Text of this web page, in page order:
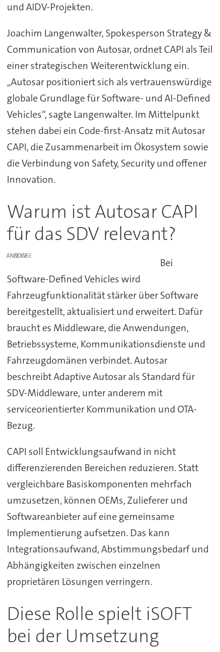
und AIDV-Projekten.
Joachim Langenwalter, Spokesperson Strategy &
Communication von Autosar, ordnet CAPI als Teil
einer strategischen Weiterentwicklung ein.
„Autosar positioniert sich als vertrauenswürdige
globale Grundlage für Software- und AI-Defined
Vehicles“, sagte Langenwalter. Im Mittelpunkt
stehen dabei ein Code-first-Ansatz mit Autosar
CAPI, die Zusammenarbeit im Ökosystem sowie
die Verbindung von Safety, Security und offener
Innovation.
Warum ist Autosar CAPI
für das SDV relevant?
ANZEIGE
Bei
Software-Defined Vehicles wird
Fahrzeugfunktionalität stärker über Software
bereitgestellt, aktualisiert und erweitert. Dafür
braucht es Middleware, die Anwendungen,
Betriebssysteme, Kommunikationsdienste und
Fahrzeugdomänen verbindet. Autosar
beschreibt Adaptive Autosar als Standard für
SDV-Middleware, unter anderem mit
serviceorientierter Kommunikation und OTA-
Bezug.
CAPI soll Entwicklungsaufwand in nicht
differenzierenden Bereichen reduzieren. Statt
vergleichbare Basiskomponenten mehrfach
umzusetzen, können OEMs, Zulieferer und
Softwareanbieter auf eine gemeinsame
Implementierung aufsetzen. Das kann
Integrationsaufwand, Abstimmungsbedarf und
Abhängigkeiten zwischen einzelnen
proprietären Lösungen verringern.
Diese Rolle spielt iSOFT
bei der Umsetzung